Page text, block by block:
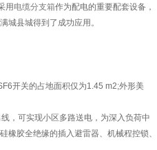
用 电缆分支箱作为配电的重要配套设备，
城县城得到了成功应用。
SF6开关的占地面积仅为1.45 m2;外形美
，可实现小区多路送电，为深入负荷中
胶全绝缘的插入避雷器、机械程控锁、